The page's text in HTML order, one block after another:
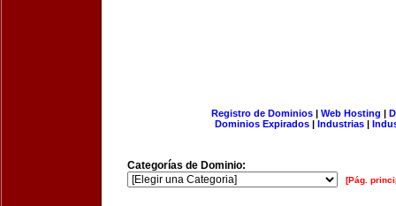
Registro de Dominios| Web Hosting |
Dominios Expirados | Industrias |
Categorías de Dominio:
[Pág.